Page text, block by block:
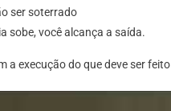
ser soterrado
sobe, você alcança a saída.
a execução do que deve ser feito